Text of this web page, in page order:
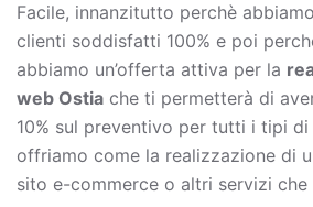
Facile, innanzitutto perchè
clienti soddisfatti 100% e poi
abbiamo un’offerta attiva per la
web Ostia che ti permetterà di
10% sul preventivo per tutti i tipi
offriamo come la realizzazione di
sito e-commerce o altri servizi che